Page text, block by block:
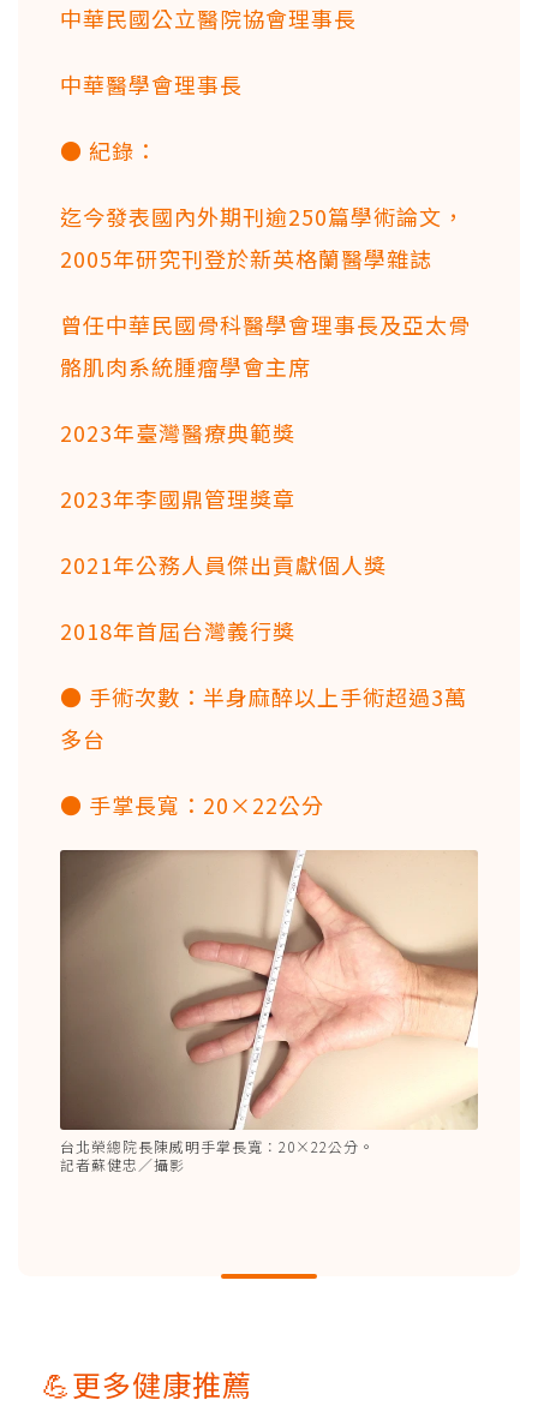
中華民國公立醫院協會理事長
中華醫學會理事長
● 紀錄：
迄今發表國內外期刊逾250篇學術論文，
2005年研究刊登於新英格蘭醫學雜誌
曾任中華民國骨科醫學會理事長及亞太骨
骼肌肉系統腫瘤學會主席
2023年臺灣醫療典範獎
2023年李國鼎管理獎章
2021年公務人員傑出貢獻個人獎
2018年首屆台灣義行獎
● 手術次數：半身麻醉以上手術超過3萬
多台
● 手掌長寬：20×22公分
台北榮總院長陳威明手掌長寬：20×22公分。
記者蘇健忠／攝影
💪更多健康推薦